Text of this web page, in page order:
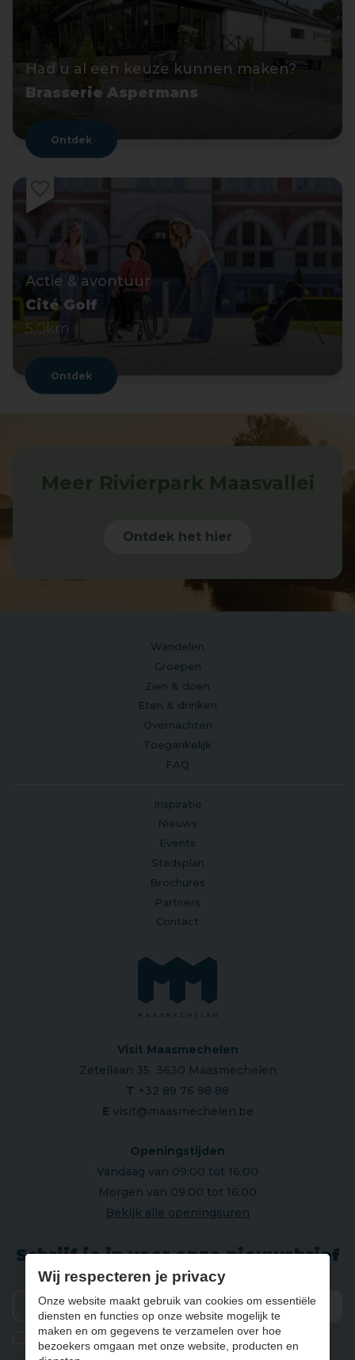
Had u al een keuze kunnen maken?
Brasserie Aspermans
Ontdek
Actie & avontuur
Cité Golf
5,0km
Ontdek
Meer Rivierpark Maasvallei
Ontdek het hier
Wandelen
Groepen
Zien & doen
Eten & drinken
Overnachten
Toegankelijk
FAQ
Inspiratie
Nieuws
Events
Stadsplan
Brochures
Partners
Contact
Visit Maasmechelen
Zetellaan 35 3630 Maasmechelen
T +32 89 76 98 88
E visit@maasmechelen.be
Openingstijden
Vandaag van 09:00 tot 16:00
Morgen van 09:00 tot 16:00
Bekijk alle openingsuren
Schrijf je in voor onze nieuwsbrief
Ik geef de toestemming om mijn gegevens te bewaren en
verwerken zoals aangegeven in onzeprivacy statement
Wij respecteren je privacy
Onze website maakt gebruik van cookies om essentiële
diensten en functies op onze website mogelijk te
maken en om gegevens te verzamelen over hoe
bezoekers omgaan met onze website, producten en